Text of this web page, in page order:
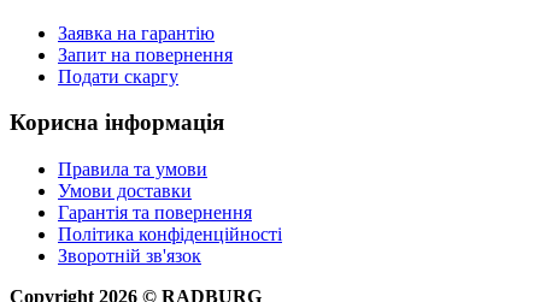
Заявка на гарантію
Запит на повернення
Подати скаргу
Корисна інформація
Правила та умови
Умови доставки
Гарантія та повернення
Політика конфіденційності
Зворотній зв'язок
Copyright 2026 © RADBURG